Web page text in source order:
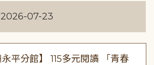
2026-07-23
永平分館】 115多元閱讀 「青春